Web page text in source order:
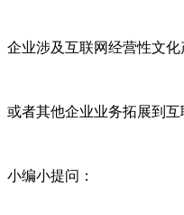
企业涉及互联网经营性文
或者其他企业业务拓展到
小编小提问：